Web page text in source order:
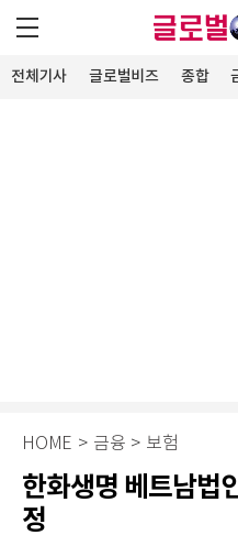
전체기사 글로벌비즈 종합
HOME > 금융 > 보험
한화생명 베트남법
정